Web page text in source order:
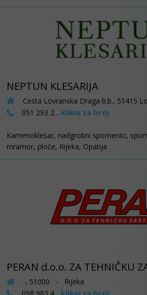
NEPTUN KLESARIJA
Cesta Lovranska Draga b.b., 51415
051 293 2... klikni za broj
Kamenoklesar, nadgrobni spomenici,
mramor, ploče, Rijeka, Opatija
PERAN d.o.o. ZA TEHNIČKU
-, 51000 - Rijeka